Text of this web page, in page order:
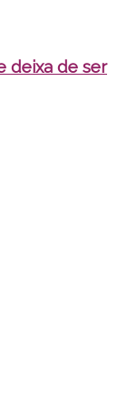
deixa de ser